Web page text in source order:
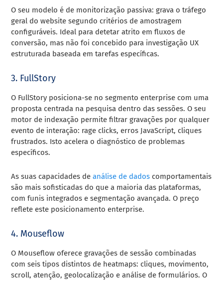
O seu modelo é de monitorização passiva: grava o tráfego
geral do website segundo critérios de amostragem
configuráveis. Ideal para detetar atrito em fluxos de
conversão, mas não foi concebido para investigação UX
estruturada baseada em tarefas específicas.
3. FullStory
O FullStory posiciona-se no segmento enterprise com uma
proposta centrada na pesquisa dentro das sessões. O seu
motor de indexação permite filtrar gravações por qualquer
evento de interação: rage clicks, erros JavaScript, cliques
frustrados. Isto acelera o diagnóstico de problemas
específicos.
As suas capacidades deanálise de dados comportamentais
são mais sofisticadas do que a maioria das plataformas,
com funis integrados e segmentação avançada. O preço
reflete este posicionamento enterprise.
4. Mouseflow
O Mouseflow oferece gravações de sessão combinadas
com seis tipos distintos de heatmaps: cliques, movimento,
scroll, atenção, geolocalização e análise de formulários. O